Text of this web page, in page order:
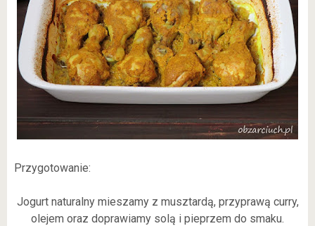
Przygotowanie:
Jogurt naturalny mieszamy z musztardą, przyprawą curry,
olejem oraz doprawiamy solą i pieprzem do smaku.